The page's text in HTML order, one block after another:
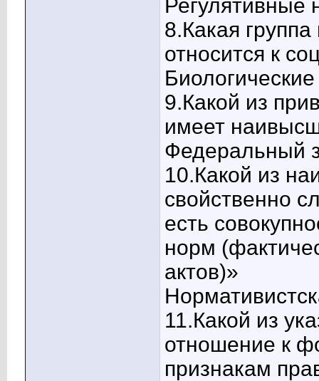
Регулятивные
8.Какая
относится к
9.Какой из
имеет
Федеральный
10.Какой из
свойственно
есть
норм
актов)»
11.Какой из
отношение к
признакам